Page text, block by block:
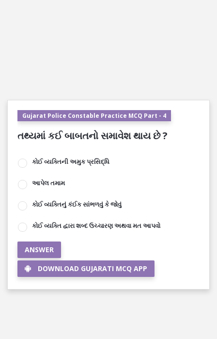
Gujarat Police Constable Practice MCQ Part - 4
તથ્યમાં કઈ બાબતનો સમાવેશ થાય છે ?
કોઈ વ્યક્તિની અમુક પ્રસિદ્ધિ
આપેલ તમામ
કોઈ વ્યક્તિનું કંઈક સાંભળવું કે જોવું
કોઈ વ્યક્તિ દ્વારા શબ્દ ઉચ્ચારણ અથવા મત આપવો
ANSWER
DOWNLOAD GUJARATI MCQ APP